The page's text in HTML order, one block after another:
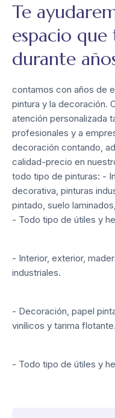
Te
espacio
durante
contamos con años de
pintura y la decoración.
atención personalizada
profesionales y a
decoración contando,
calidad-precio en
todo tipo de pinturas: -
decorativa, pinturas
pintado, suelo
- Todo tipo de útiles y
- Interior, exterior,
industriales.
- Decoración, papel
vinílicos y tarima flotante.
- Todo tipo de útiles y